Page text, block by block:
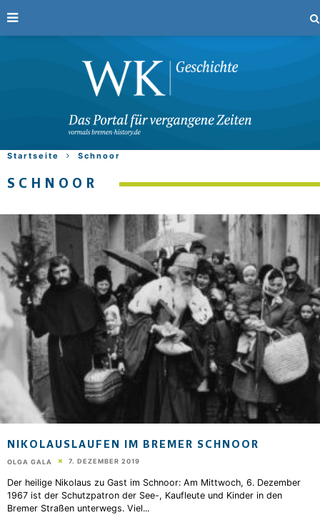
Startseite Schnoor
SCHNOOR
NIKOLAUSLAUFEN IM BREMER SCHNOOR
OLGA GALA 7. DEZEMBER 2019
Der heilige Nikolaus zu Gast im Schnoor: Am Mittwoch, 6. Dezember
1967 ist der Schutzpatron der See-, Kaufleute und Kinder in den
Bremer Straßen unterwegs. Viel...